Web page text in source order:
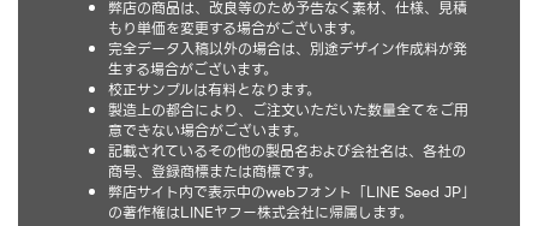
弊店の商品は、改良等のため予告なく素材、仕様、見積
もり単価を変更する場合がございます。
完全データ入稿以外の場合は、別途デザイン作成料が発
生する場合がございます。
校正サンプルは有料となります。
製造上の都合により、ご注文いただいた数量全てをご用
意できない場合がございます。
記載されているその他の製品名および会社名は、各社の
商号、登録商標または商標です。
弊店サイト内で表示中のwebフォント「LINE Seed JP」
の著作権はLINEヤフー株式会社に帰属します。